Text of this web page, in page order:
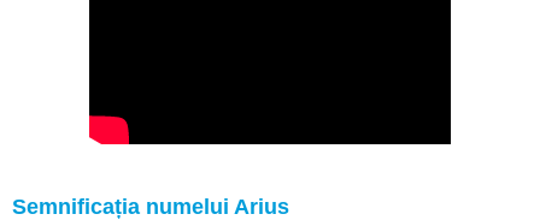
Semnificația numelui Arius